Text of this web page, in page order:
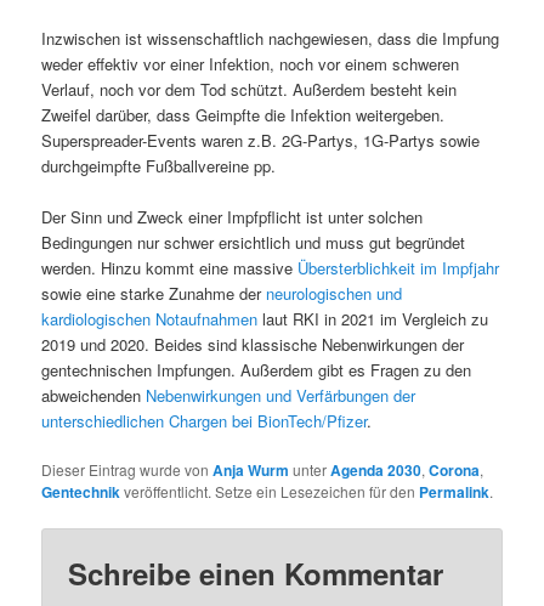
Inzwischen ist wissenschaftlich nachgewiesen, dass die Impfung
weder effektiv vor einer Infektion, noch vor einem schweren
Verlauf, noch vor dem Tod schützt. Außerdem besteht kein
Zweifel darüber, dass Geimpfte die Infektion weitergeben.
Superspreader-Events waren z.B. 2G-Partys, 1G-Partys sowie
durchgeimpfte Fußballvereine pp.
Der Sinn und Zweck einer Impfpflicht ist unter solchen
Bedingungen nur schwer ersichtlich und muss gut begründet
werden. Hinzu kommt eine massive Übersterblichkeit im Impfjahr
sowie eine starke Zunahme der neurologischen und
kardiologischen Notaufnahmen laut RKI in 2021 im Vergleich zu
2019 und 2020. Beides sind klassische Nebenwirkungen der
gentechnischen Impfungen. Außerdem gibt es Fragen zu den
abweichenden Nebenwirkungen und Verfärbungen der
unterschiedlichen Chargen bei BionTech/Pfizer.
Dieser Eintrag wurde vonAnja Wurm unterAgenda 2030,Corona,
Gentechnikveröffentlicht. Setze ein Lesezeichen für den Permalink.
Schreibe einen Kommentar